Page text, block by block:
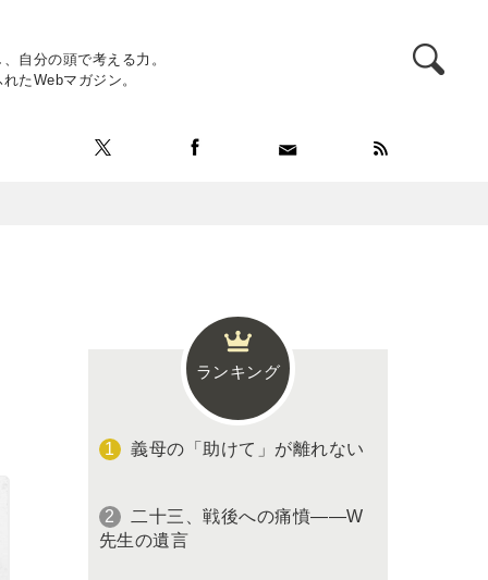
自分の頭で考える力。
たWebマガジン。
ランキング
義母の「助けて」が離れない
二十三、戦後への痛憤――W
先生の遺言